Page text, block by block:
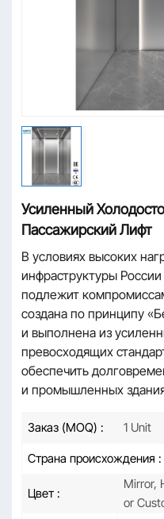
Усиленный
Пассажирский Лифт
В условиях высоких
инфраструктуры
подлежит
создана по принципу
и выполнена из
превосходящих
обеспечить
и промышленных
Заказ (MOQ) : 1 Unit
Страна происхождения :
Цвет :
Mirror,
or